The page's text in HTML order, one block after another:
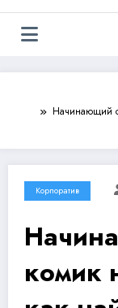
Начинающий
Корпоратив
комик